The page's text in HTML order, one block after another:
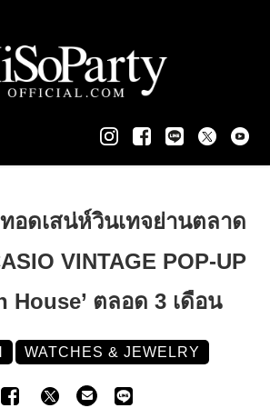
อดเสน่ห์วินเทจย่านตลาด
VINTAGE POP-UP
House’ ตลอด 3 เดือน
WATCHES & JEWELRY